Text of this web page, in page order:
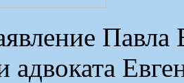
Павла
адвоката